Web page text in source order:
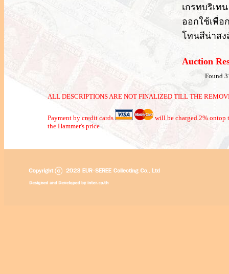
เกรทบริเท
ออกใช้เพื่อ
โทนสีน่าสง
Auction
Found
ALL DESCRIPTIONS ARE NOT FINALIZED TILL THE
Payment by credit cards
will be charged 2% ontop
the Hammer's price